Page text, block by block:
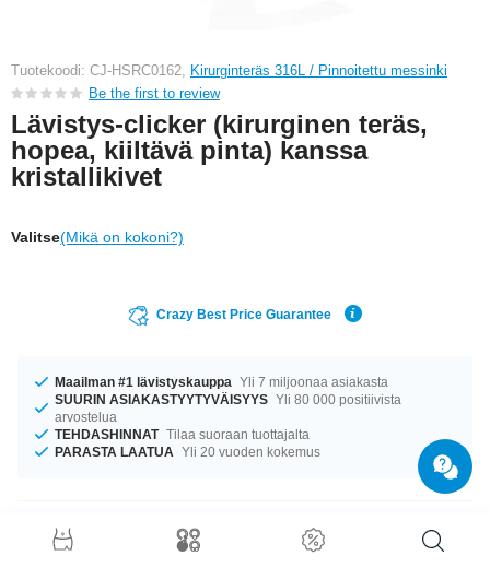
Tuotekoodi: CJ-HSRC0162, Kirurginteräs 316L / Pinnoitettu messinki
Be the first to review
Lävistys-clicker (kirurginen teräs,
hopea, kiiltävä pinta) kanssa
kristallikivet
Valitse(Mikä on kokoni?)
Crazy Best Price Guarantee
Maailman #1 lävistyskauppa Yli 7 miljoonaa asiakasta
SUURIN ASIAKASTYYTYVÄISYYS Yli 80 000 positiivista
arvostelua
TEHDASHINNAT Tilaa suoraan tuottajalta
PARASTA LAATUA Yli 20 vuoden kokemus